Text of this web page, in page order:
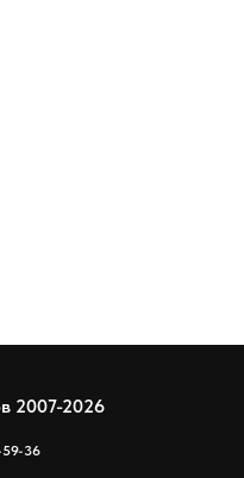
2007-2026
59-36